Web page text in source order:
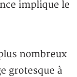
implique le
nombreux
grotesque à